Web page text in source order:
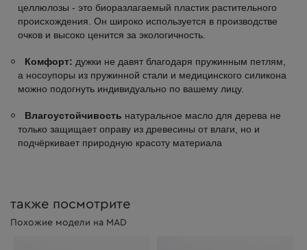
целлюлозы - это биоразлагаемый пластик растительного
происхождения. Он широко используется в производстве
очков и высоко ценится за экологичность.
Комфорт: дужки не давят благодаря пружинным петлям,
а носоупоры из пружинной стали и медицинского силикона
можно подогнуть индивидуально по вашему лицу.
Влагоустойчивость натуральное масло для дерева не
только защищает оправу из древесины от влаги, но и
подчёркивает природную красоту материала
также посмотрите
Похожие модели на MAD